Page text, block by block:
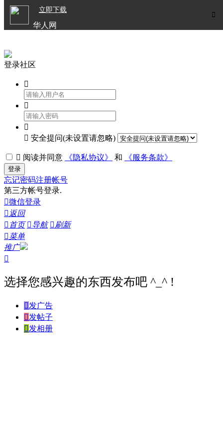

立即下载
华人网
登录社区



 安全提问(未设置请忽略)
 阅读并同意 《隐私协议》 和 《服务条款》
登录
忘记密码注册帐号
第三方帐号登录.
微信登录
 返回
 首页 导航 刷新
菜单
推广

选择您感兴趣的东西发布吧 ^_^ !
发广告
发帖子
发相册